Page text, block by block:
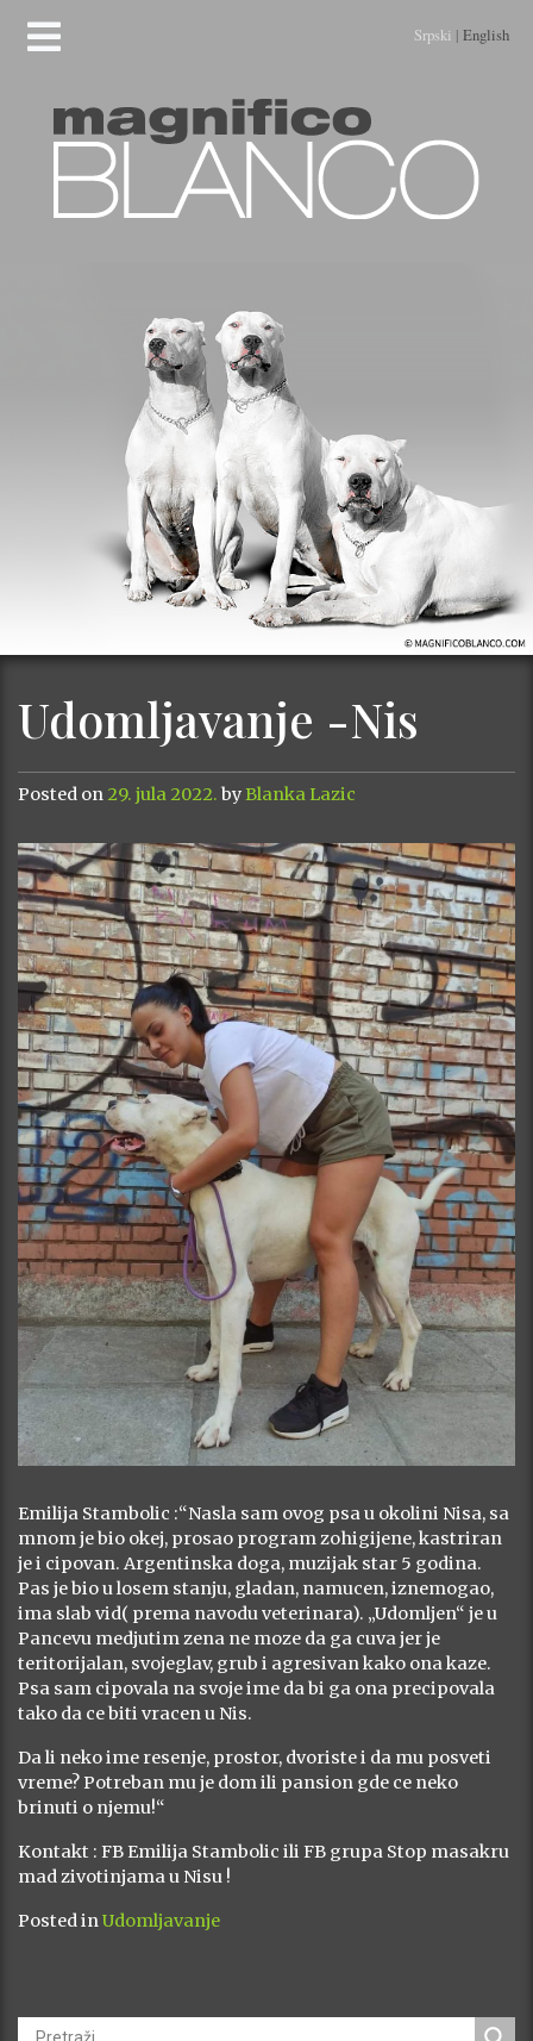
Srpski | English
Udomljavanje -Nis
Posted on 29. jula 2022. by Blanka Lazic
Emilija Stambolic :“Nasla sam ovog psa u okolini Nisa, sa
mnom je bio okej, prosao program zohigijene, kastriran
je i cipovan. Argentinska doga, muzijak star 5 godina.
Pas je bio u losem stanju, gladan, namucen, iznemogao,
ima slab vid( prema navodu veterinara). „Udomljen“ je u
Pancevu medjutim zena ne moze da ga cuva jer je
teritorijalan, svojeglav, grub i agresivan kako ona kaze.
Psa sam cipovala na svoje ime da bi ga ona precipovala
tako da ce biti vracen u Nis.
Da li neko ime resenje, prostor, dvoriste i da mu posveti
vreme? Potreban mu je dom ili pansion gde ce neko
brinuti o njemu!“
Kontakt : FB Emilija Stambolic ili FB grupa Stop masakru
mad zivotinjama u Nisu !
Posted inUdomljavanje